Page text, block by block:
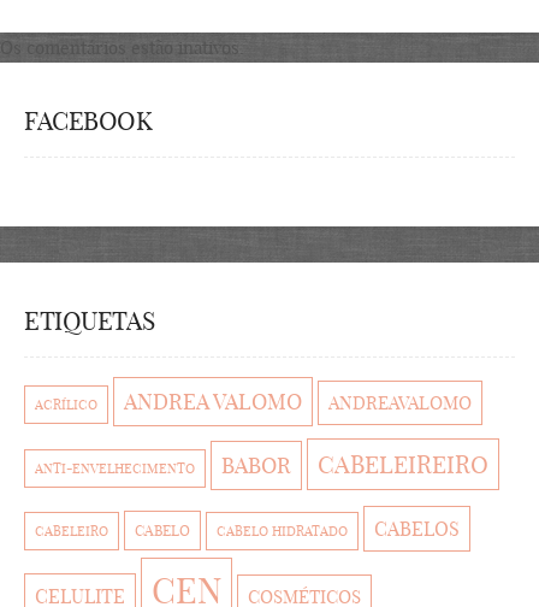
Os comentários estão inativos.
FACEBOOK
ETIQUETAS
ACRÍLICO ANDREA VALOMO ANDREAVALOMO
ANTI-ENVELHECIMENTO BABOR CABELEIREIRO
CABELEIRO CABELO CABELO HIDRATADO CABELOS
CELULITE CEN COSMÉTICOS